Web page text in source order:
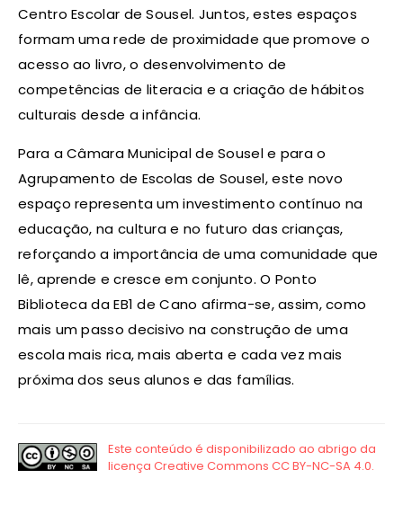
Centro Escolar de Sousel. Juntos, estes espaços
formam uma rede de proximidade que promove o
acesso ao livro, o desenvolvimento de
competências de literacia e a criação de hábitos
culturais desde a infância.
Para a Câmara Municipal de Sousel e para o
Agrupamento de Escolas de Sousel, este novo
espaço representa um investimento contínuo na
educação, na cultura e no futuro das crianças,
reforçando a importância de uma comunidade que
lê, aprende e cresce em conjunto. O Ponto
Biblioteca da EB1 de Cano afirma-se, assim, como
mais um passo decisivo na construção de uma
escola mais rica, mais aberta e cada vez mais
próxima dos seus alunos e das famílias.